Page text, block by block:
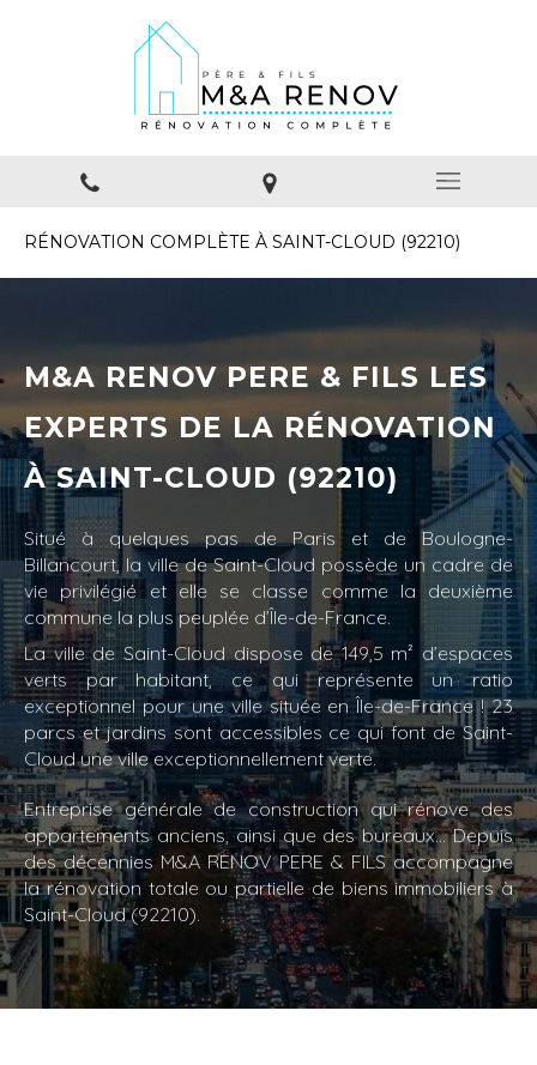
RÉNOVATION COMPLÈTE À SAINT-CLOUD (92210)
M&A RENOV PERE & FILS LES
EXPERTS DE LA RÉNOVATION
À SAINT-CLOUD (92210)
Situé à quelques pas de Paris et de Boulogne-
Billancourt, la ville de Saint-Cloud possède un cadre de
vie privilégié et elle se classe comme la deuxième
commune la plus peuplée d’Île-de-France.
La ville de Saint-Cloud dispose de 149,5 m² d’espaces
verts par habitant, ce qui représente un ratio
exceptionnel pour une ville située en Île-de-France ! 23
parcs et jardins sont accessibles ce qui font de Saint-
Cloud une ville exceptionnellement verte.
Entreprise générale de construction qui rénove des
appartements anciens, ainsi que des bureaux... Depuis
des décennies M&A RENOV PERE & FILS accompagne
la rénovation totale ou partielle de biens immobiliers à
Saint-Cloud (92210).